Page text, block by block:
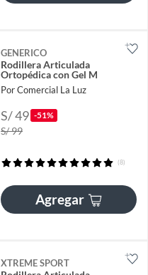
GENERICO
Rodillera Articulada
Ortopédica con Gel M
Por Comercial La Luz
S/ 49 -51%
S/ 99
(8)
Agregar
XTREME SPORT